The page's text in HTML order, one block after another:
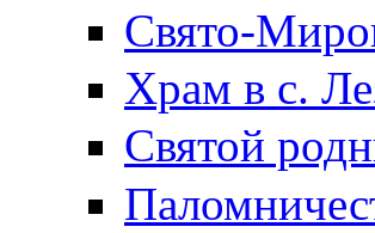
Свято-
Храм в с.
Святой